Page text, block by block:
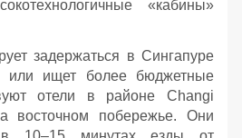
«кабины»
задержаться в Сингапуре
или ищет более бюджетные
отели в районе Changi
восточном побережье. Они